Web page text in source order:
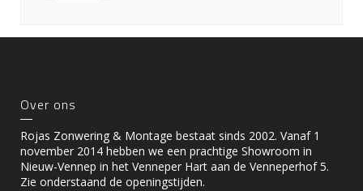
Over ons
Rojas Zonwering & Montage bestaat sinds 2002. Vanaf 1
november 2014 hebben we een prachtige Showroom in
Nieuw-Vennep in het Venneper Hart aan de Venneperhof 5.
Zie onderstaand de openingstijden.